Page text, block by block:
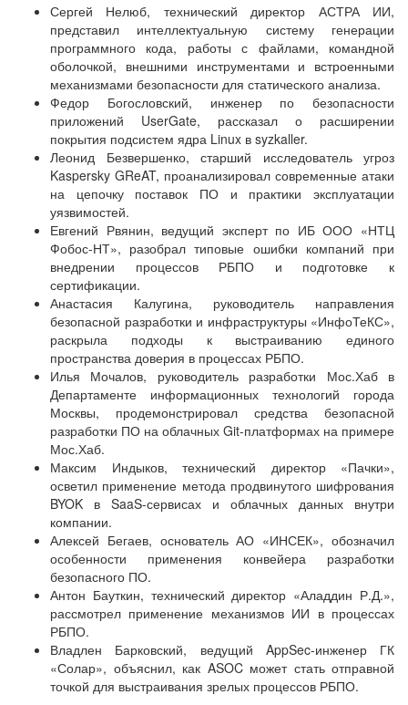
Сергей Нелюб, технический директор АСТРА ИИ,
представил интеллектуальную систему генерации
программного кода, работы с файлами, командной
оболочкой, внешними инструментами и встроенными
механизмами безопасности для статического анализа.
Федор Богословский, инженер по безопасности
приложений UserGate, рассказал о расширении
покрытия подсистем ядра Linux в syzkaller.
Леонид Безвершенко, старший исследователь угроз
Kaspersky GReAT, проанализировал современные атаки
на цепочку поставок ПО и практики эксплуатации
уязвимостей.
Евгений Рвянин, ведущий эксперт по ИБ ООО «НТЦ
Фобос-НТ», разобрал типовые ошибки компаний при
внедрении процессов РБПО и подготовке к
сертификации.
Анастасия Калугина, руководитель направления
безопасной разработки и инфраструктуры «ИнфоТеКС»,
раскрыла подходы к выстраиванию единого
пространства доверия в процессах РБПО.
Илья Мочалов, руководитель разработки Мос.Хаб в
Департаменте информационных технологий города
Москвы, продемонстрировал средства безопасной
разработки ПО на облачных Git-платформах на примере
Мос.Хаб.
Максим Индыков, технический директор «Пачки»,
осветил применение метода продвинутого шифрования
BYOK в SaaS-сервисах и облачных данных внутри
компании.
Алексей Бегаев, основатель АО «ИНСЕК», обозначил
особенности применения конвейера разработки
безопасного ПО.
Антон Бауткин, технический директор «Аладдин Р.Д.»,
рассмотрел применение механизмов ИИ в процессах
РБПО.
Владлен Барковский, ведущий AppSec-инженер ГК
«Солар», объяснил, как ASOC может стать отправной
точкой для выстраивания зрелых процессов РБПО.